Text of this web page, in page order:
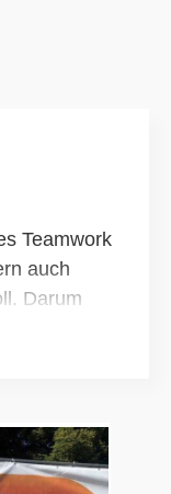
Teamwork
auch
Darum
verteilt
durch